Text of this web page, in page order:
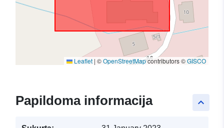
Leaflet | ©OpenStreetMapcontributors ©GISCO
keyboard_arrow_up
Papildoma informacija